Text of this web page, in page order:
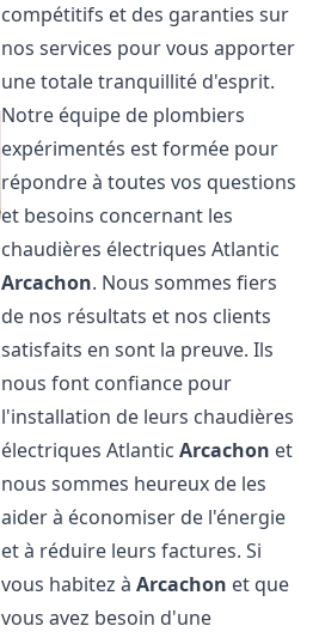
compétitifs et des garanties sur
nos services pour vous apporter
une totale tranquillité d'esprit.
Notre équipe de plombiers
expérimentés est formée pour
répondre à toutes vos questions
et besoins concernant les
chaudières électriques Atlantic
Arcachon. Nous sommes fiers
de nos résultats et nos clients
satisfaits en sont la preuve. Ils
nous font confiance pour
l'installation de leurs chaudières
électriques AtlanticArcachon et
nous sommes heureux de les
aider à économiser de l'énergie
et à réduire leurs factures. Si
vous habitez àArcachon et que
vous avez besoin d'une